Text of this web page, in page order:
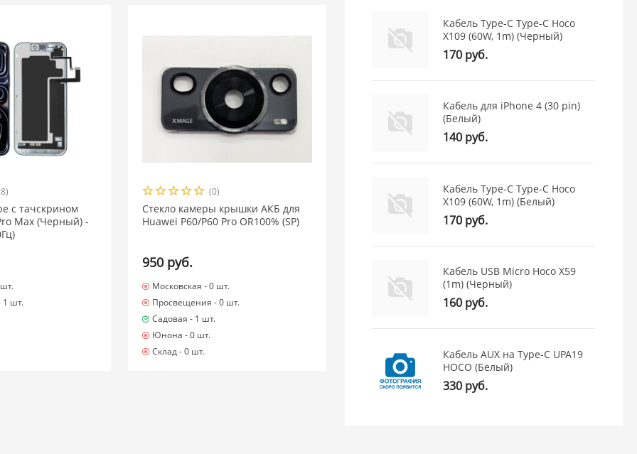
с тачскрином
Max (Черный) -
1 шт.
(0)
Стекло камеры крышки АКБ для
Huawei P60/P60 Pro OR100% (SP)
950 руб.
Московская -0 шт.
Просвещения -0 шт.
Садовая - 1 шт.
Юнона -0 шт.
Склад -0 шт.
Аккумулятор для Xiaomi BN5C
(Poco M4 Pro/Note 11S) - OR
Московская -
0 шт.
Просвещения -
0 шт.
Склад -Много
Кабель Type-C Type-C Hoco
X109 (60W, 1m) (Черный)
170 руб.
Кабель для iPhone 4 (30 pin)
(Белый)
140 руб.
Кабель Type-C Type-C Hoco
X109 (60W, 1m) (Белый)
170 руб.
Кабель USB Micro Hoco X59
(1m) (Черный)
160 руб.
Кабель AUX на Type-C UPA19
HOCO (Белый)
330 руб.